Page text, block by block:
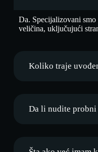
Da. Specijalizovani
veličina, uključujući
Koliko traje
Da li nudite probni